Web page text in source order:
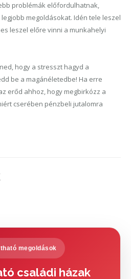
problémák előfordulhatnak,
megoldásokat. Idén tele leszel
leszel előre vinni a munkahelyi
hogy a stresszt hagyd a
be a magánéletedbe! Ha erre
erőd ahhoz, hogy megbirkózz a
cserében pénzbeli jutalomra
megoldások
családi házak